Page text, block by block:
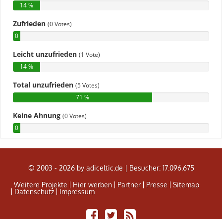
© 2003 - 2026 by adiceltic.de | Besucher: 17.096.675
Weitere Projekte
Hier werben Partner Presse
Sitemap
Datenschutz
Impressum
ShareTweetAdiceltic